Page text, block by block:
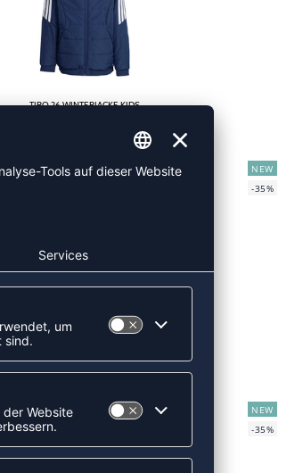
TIRO 26 WINTERJACKE KIDS
ENTRADA 26 WINTERJACKE
UVP 84,95 € |55,22€
NEW
-35%
NEW
-35%